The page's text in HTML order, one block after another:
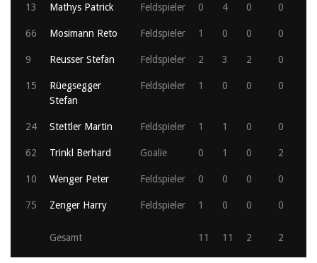
13 Mathys Patrick Feldspieler 0 4 0 0
66 Mosimann Reto Feldspieler 1 0 0 0
9 Reusser Stefan Feldspieler 2 3 2 0
15
Rüegsegger
Stefan
Feldspieler 1 0 0 0
24 Stettler Martin Feldspieler 1 1 0 0
62 Trinkl Berhard Goalie 0 1 0 2
10 Wenger Peter Feldspieler 0 0 0 0
75 Zenger Harry Feldspieler 1 0 0 0
Gesamt 11 11 2 2